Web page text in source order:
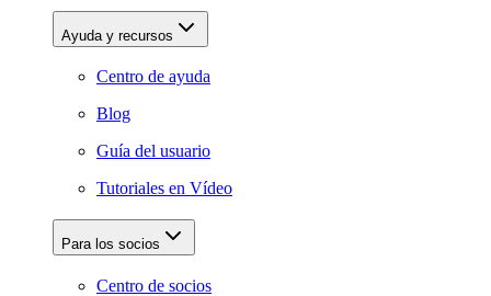
Ayuda y recursos
Centro de ayuda
Blog
Guía del usuario
Tutoriales en Vídeo
Para los socios
Centro de socios